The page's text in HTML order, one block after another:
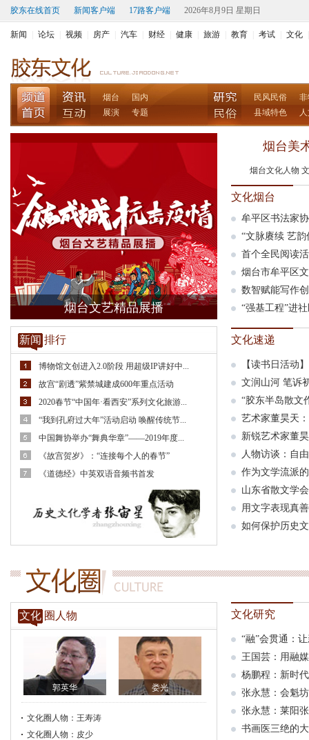
胶东在线首页 新闻客户端 17路客户端 2026年8月9日 星期日
新闻 论坛 视频 房产 汽车 财经 健康 旅游 教育 考试 文化
烟台
国内
展演
专题
民风民俗
县域特色
烟台美
烟台文化人物
文化烟台
牟平区书法家
“文脉赓续 艺
首个全民阅读
烟台市牟平区
数智赋能写作
“强基工程”进
文化速递
【读书日活动
文润山河 笔诉
“胶东半岛散文
艺术家董昊天
新锐艺术家董
人物访谈：自
作为文学流派
山东省散文学
用文字表现真
如何保护历史
烟台文艺精品展播
新闻 排行
博物馆文创进入2.0阶段 用超级IP讲好中...
故宫“剧透”紫禁城建成600年重点活动
2020春节“中国年·看西安”系列文化旅游...
“我到孔府过大年”活动启动 唤醒传统节...
中国舞协举办“舞典华章”——2019年度...
《故宫贺岁》：“连接每个人的春节”
《道德经》中英双语音频书首发
文化 圈人物
郭英华 娄光
文化圈人物：王寿涛
文化圈人物：皮少
文化研究
“融”会贯通：
王国芸：用融
杨鹏程：新时
张永慧：会魁
张永慧：莱阳
书画医三绝的